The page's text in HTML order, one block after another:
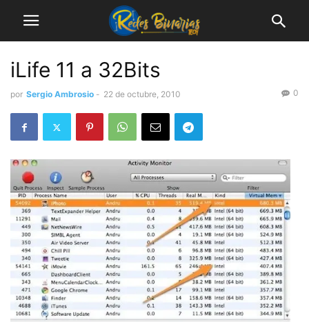
iLife 11 a 32Bits
por Sergio Ambrosio - 22 de octubre, 2010 0